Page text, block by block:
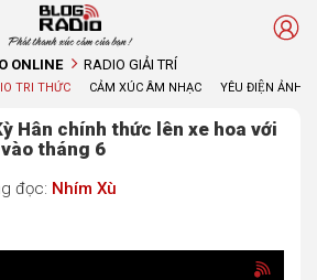
Phát thanh xúc cảm của bạn !
ONLINE RADIO GIẢI TRÍ
TRI THỨC CẢM XÚC ÂM NHẠC YÊU ĐIỆN ẢNH
Hân chính thức lên xe hoa với
tháng 6
đọc: Nhím Xù